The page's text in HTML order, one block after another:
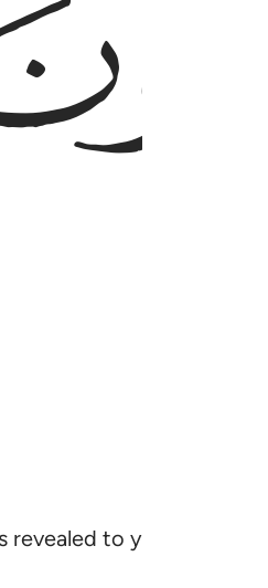
revealed to you from